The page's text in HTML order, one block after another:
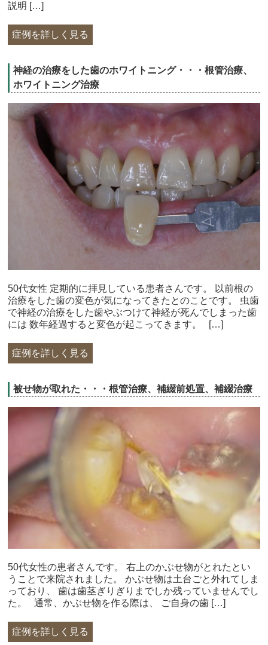
説明 […]
症例を詳しく見る
神経の治療をした歯のホワイトニング・・・根管治療、
ホワイトニング治療
50代女性 定期的に拝見している患者さんです。 以前根の
治療をした歯の変色が気になってきたとのことです。 虫歯
で神経の治療をした歯やぶつけて神経が死んでしまった歯
には 数年経過すると変色が起こってきます。 […]
症例を詳しく見る
被せ物が取れた・・・根管治療、補綴前処置、補綴治療
50代女性の患者さんです。 右上のかぶせ物がとれたとい
うことで来院されました。 かぶせ物は土台ごと外れてしま
っており、 歯は歯茎ぎりぎりまでしか残っていませんでし
た。 通常、かぶせ物を作る際は、 ご自身の歯 […]
症例を詳しく見る